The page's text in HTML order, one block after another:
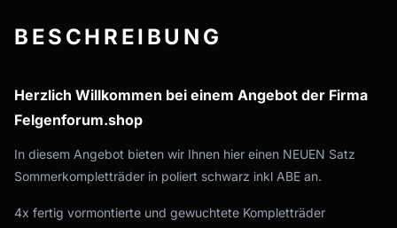
BESCHREIBUNG
Herzlich Willkommen bei einem Angebot der Firma
Felgenforum.shop
In diesem Angebot bieten wir Ihnen hier einen NEUEN Satz
Sommerkompletträder in poliert schwarz inkl ABE an.
4x fertig vormontierte und gewuchtete Kompletträder